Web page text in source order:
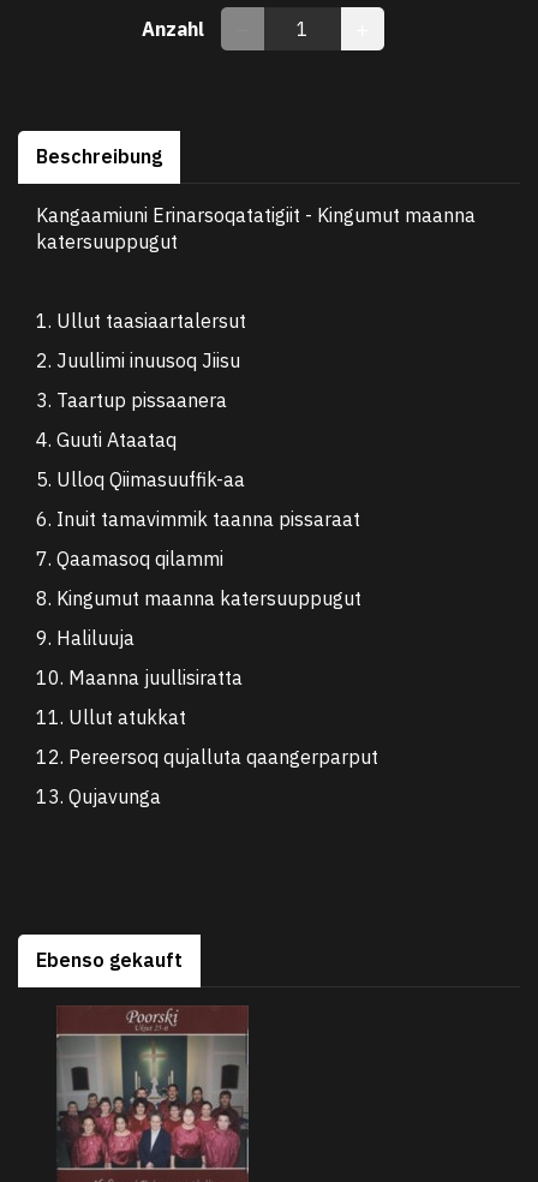
Anzahl
Beschreibung
Kangaamiuni Erinarsoqatatigiit - Kingumut maanna
katersuuppugut
1. Ullut taasiaartalersut
2. Juullimi inuusoq Jiisu
3. Taartup pissaanera
4. Guuti Ataataq
5. Ulloq Qiimasuuffik-aa
6. Inuit tamavimmik taanna pissaraat
7. Qaamasoq qilammi
8. Kingumut maanna katersuuppugut
9. Haliluuja
10. Maanna juullisiratta
11. Ullut atukkat
12. Pereersoq qujalluta qaangerparput
13. Qujavunga
Ebenso gekauft